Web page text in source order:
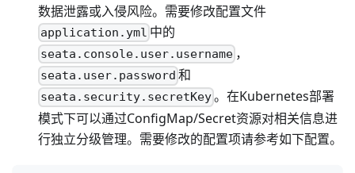
数据泄露或入侵风险。需要修改配置文件
application.yml 中的
seata.console.user.username ，
seata.user.password 和
seata.security.secretKey。在Kubernetes部署
模式下可以通过ConfigMap/Secret资源对相关信息进
行独立分级管理。需要修改的配置项请参考如下配置。